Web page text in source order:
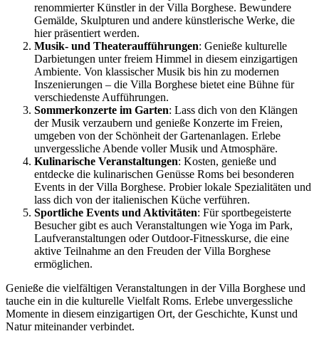
renommierter Künstler in der Villa Borghese. Bewundere
Gemälde, Skulpturen und andere künstlerische Werke, die
hier präsentiert werden.
Musik- und Theateraufführungen: Genieße kulturelle
Darbietungen unter freiem Himmel in diesem einzigartigen
Ambiente. Von klassischer Musik bis hin zu modernen
Inszenierungen – die Villa Borghese bietet eine Bühne für
verschiedenste Aufführungen.
Sommerkonzerte im Garten: Lass dich von den Klängen
der Musik verzaubern und genieße Konzerte im Freien,
umgeben von der Schönheit der Gartenanlagen. Erlebe
unvergessliche Abende voller Musik und Atmosphäre.
Kulinarische Veranstaltungen: Kosten, genieße und
entdecke die kulinarischen Genüsse Roms bei besonderen
Events in der Villa Borghese. Probier lokale Spezialitäten und
lass dich von der italienischen Küche verführen.
Sportliche Events und Aktivitäten: Für sportbegeisterte
Besucher gibt es auch Veranstaltungen wie Yoga im Park,
Laufveranstaltungen oder Outdoor-Fitnesskurse, die eine
aktive Teilnahme an den Freuden der Villa Borghese
ermöglichen.
Genieße die vielfältigen Veranstaltungen in der Villa Borghese und
tauche ein in die kulturelle Vielfalt Roms. Erlebe unvergessliche
Momente in diesem einzigartigen Ort, der Geschichte, Kunst und
Natur miteinander verbindet.